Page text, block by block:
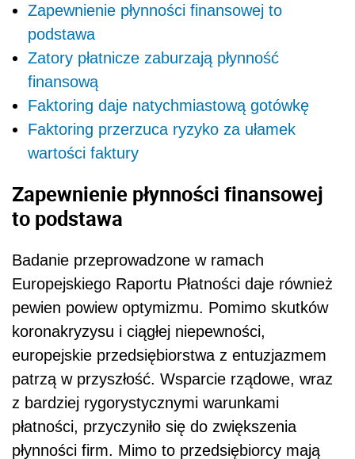
Zapewnienie płynności finansowej to
podstawa
Zatory płatnicze zaburzają płynność
finansową
Faktoring daje natychmiastową gotówkę
Faktoring przerzuca ryzyko za ułamek
wartości faktury
Zapewnienie płynności finansowej
to podstawa
Badanie przeprowadzone w ramach
Europejskiego Raportu Płatności daje również
pewien powiew optymizmu. Pomimo skutków
koronakryzysu i ciągłej niepewności,
europejskie przedsiębiorstwa z entuzjazmem
patrzą w przyszłość. Wsparcie rządowe, wraz
z bardziej rygorystycznymi warunkami
płatności, przyczyniło się do zwiększenia
płynności firm. Mimo to przedsiębiorcy mają